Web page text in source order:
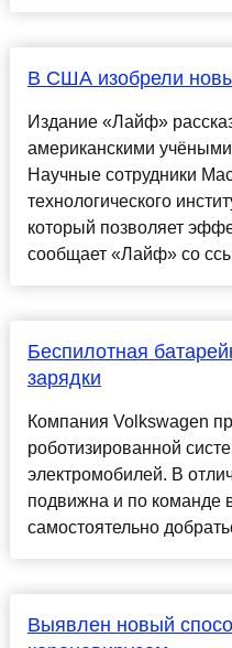
В США изобрели
Издание «Лайф»
американскими
Научные сотрудники
технологического
который позволяет
сообщает «Лайф» со
Беспилотная
зарядки
Компания Volkswagen
роботизированной
электромобилей. В
подвижна и по команде
самостоятельно
Выявлен новый